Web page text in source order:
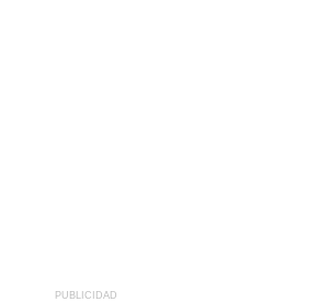
PUBLICIDAD